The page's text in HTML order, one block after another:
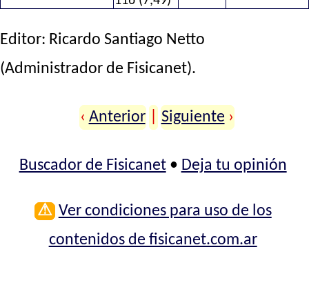
Editor: Ricardo Santiago Netto
(Administrador de Fisicanet).
‹ Anterior Siguiente ›
Buscador de Fisicanet• Deja tu opinión
⚠ Ver condiciones para uso de los
contenidos de fisicanet.com.ar